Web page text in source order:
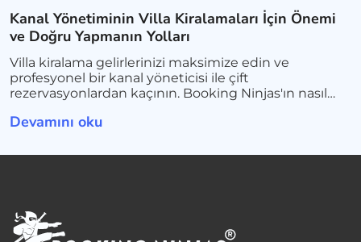
Kanal Yönetiminin Villa Kiralamaları İçin Önemi
ve Doğru Yapmanın Yolları
Villa kiralama gelirlerinizi maksimize edin ve
profesyonel bir kanal yöneticisi ile çift
rezervasyonlardan kaçının. Booking Ninjas'ın nasıl
Devamını oku